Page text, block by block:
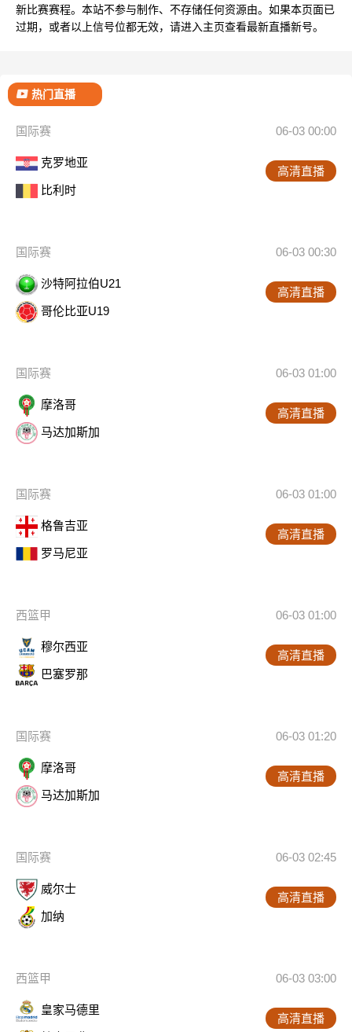
新比赛赛程。本站不参与制作、不存储任何资源由。如果本页面已
过期，或者以上信号位都无效，请进入主页查看最新直播新号。
热门直播
国际赛 06-03 00:00
克罗地亚
比利时
高清直播
国际赛 06-03 00:30
沙特阿拉伯U21
哥伦比亚U19
高清直播
国际赛 06-03 01:00
摩洛哥
马达加斯加
高清直播
国际赛 06-03 01:00
格鲁吉亚
罗马尼亚
高清直播
西篮甲 06-03 01:00
穆尔西亚
巴塞罗那
高清直播
国际赛 06-03 01:20
摩洛哥
马达加斯加
高清直播
国际赛 06-03 02:45
威尔士
加纳
高清直播
西篮甲 06-03 03:00
皇家马德里
高清直播